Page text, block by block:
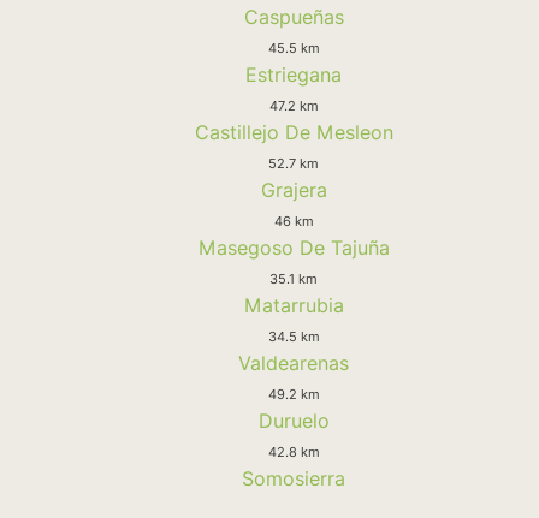
Caspueñas
45.5 km
Estriegana
47.2 km
Castillejo De Mesleon
52.7 km
Grajera
46 km
Masegoso De Tajuña
35.1 km
Matarrubia
34.5 km
Valdearenas
49.2 km
Duruelo
42.8 km
Somosierra